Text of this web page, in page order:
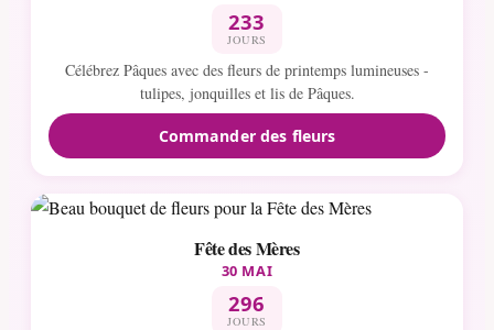
233
JOURS
Célébrez Pâques avec des fleurs de printemps lumineuses -
tulipes, jonquilles et lis de Pâques.
Commander des fleurs
Fête des Mères
30 MAI
296
JOURS